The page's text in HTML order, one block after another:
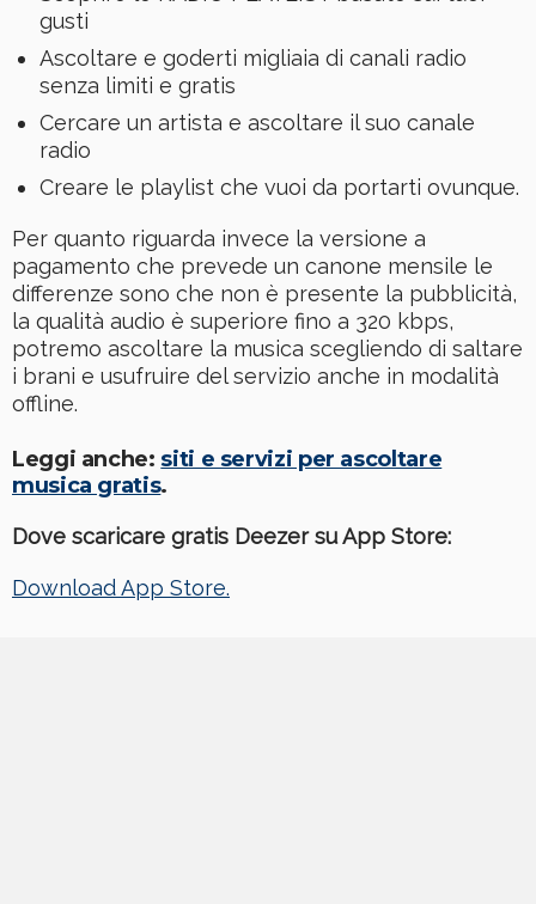
gusti
Ascoltare e goderti migliaia di canali radio
senza limiti e gratis
Cercare un artista e ascoltare il suo canale
radio
Creare le playlist che vuoi da portarti ovunque.
Per quanto riguarda invece la versione a
pagamento che prevede un canone mensile le
differenze sono che non è presente la pubblicità,
la qualità audio è superiore fino a 320 kbps,
potremo ascoltare la musica scegliendo di saltare
i brani e usufruire del servizio anche in modalità
offline.
Leggi anche: siti e servizi per ascoltare
musica gratis.
Dove scaricare gratis Deezer su App Store:
Download App Store.